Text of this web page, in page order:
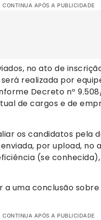
CONTINUA APÓS A PUBLICIDADE
no ato de
realizada por
Decreto nº
de cargos e de
os candidatos pela
por upload, no
(se
uma conclusão
CONTINUA APÓS A PUBLICIDADE